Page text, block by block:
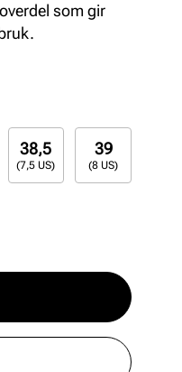
som gir
38,5
(7,5 US)
39
(8 US)